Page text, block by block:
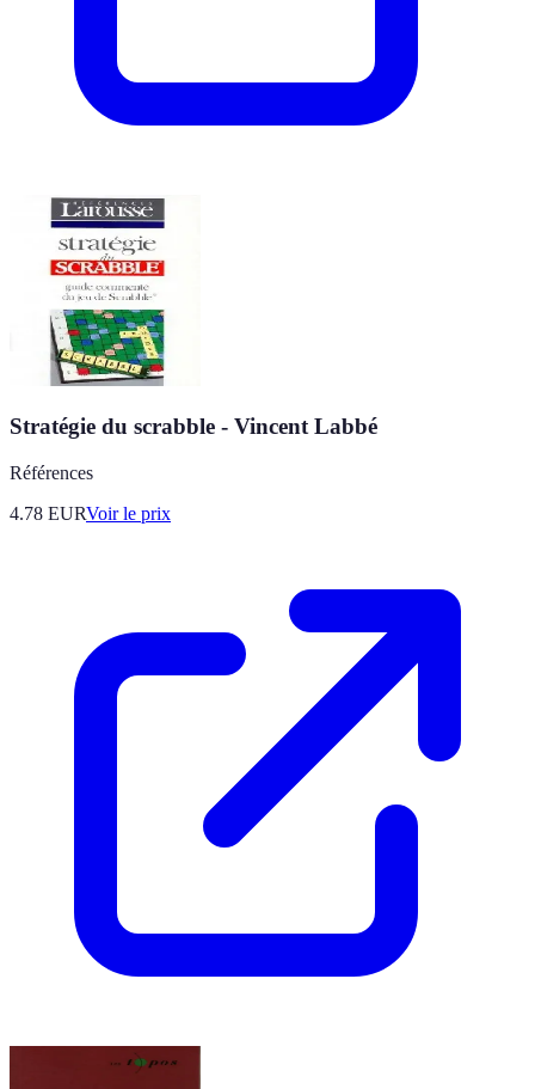
Stratégie du scrabble - Vincent Labbé
Références
4.78 EURVoir le prix